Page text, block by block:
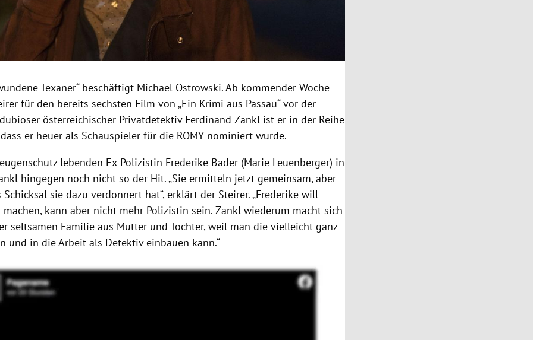
Texaner“ beschäftigt Michael Ostrowski. Ab kommender Woche
für den bereits sechsten Film von „Ein Krimi aus Passau“ vor der
österreichischer Privatdetektiv Ferdinand Zankl ist er in der Reihe
er heuer als Schauspieler für die ROMY nominiert wurde.
lebenden Ex-Polizistin Frederike Bader (Marie Leuenberger) in
hingegen noch nicht so der Hit. „Sie ermitteln jetzt gemeinsam, aber
Schicksal sie dazu verdonnert hat“, erklärt der Steirer. „Frederike will
kann aber nicht mehr Polizistin sein. Zankl wiederum macht sich
seltsamen Familie aus Mutter und Tochter, weil man die vielleicht ganz
und in die Arbeit als Detektiv einbauen kann.“